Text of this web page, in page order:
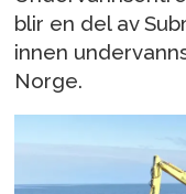
blir en del av
innen
Norge.